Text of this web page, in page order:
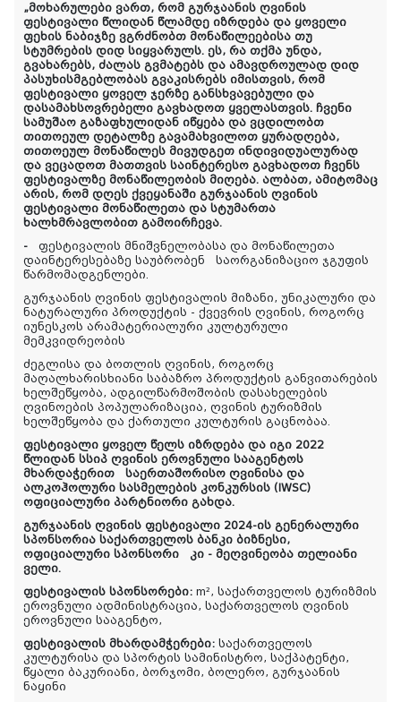
„მოხარულები ვართ, რომ გურჯაანის ღვინის
ფესტივალი წლიდან წლამდე იზრდება და ყოველი
ფეხის ნაბიჯზე ვგრძნობთ მონაწილეებისა თუ
სტუმრების დიდ სიყვარულს. ეს, რა თქმა უნდა,
გვახარებს, ძალას გვმატებს და ამავდროულად დიდ
პასუხისმგებლობას გვაკისრებს იმისთვის, რომ
ფესტივალი ყოველ ჯერზე განსხვავებული და
დასამახსოვრებელი გავხადოთ ყველასთვის. ჩვენი
სამუშაო გაზაფხულიდან იწყება და ვცდილობთ
თითოეულ დეტალზე გავამახვილოთ ყურადღება,
თითოეულ მონაწილეს მივუდგეთ ინდივიდუალურად
და ვეცადოთ მათთვის საინტერესო გავხადოთ ჩვენს
ფესტივალზე მონაწილეობის მიღება. ალბათ, ამიტომაც
არის, რომ დღეს ქვეყანაში გურჯაანის ღვინის
ფესტივალი მონაწილეთა და სტუმართა
ხალხმრავლობით გამოირჩევა.
-
ფესტივალის მნიშვნელობასა და მონაწილეთა
დაინტერესებაზე საუბრობენ
საორგანიზაციო ჯგუფის
წარმომადგენლები.
გურჯაანის ღვინის ფესტივალის მიზანი, უნიკალური და
ნატურალური პროდუქტის - ქვევრის ღვინის, როგორც
იუნესკოს არამატერიალური კულტურული
მემკვიდრეობის
ძეგლისა და ბოთლის ღვინის, როგორც
მაღალხარისხიანი საბაზრო პროდუქტის განვითარების
ხელშეწყობა, ადგილწარმოშობის დასახელების
ღვინოების პოპულარიზაცია, ღვინის ტურიზმის
ხელშეწყობა და ქართული კულტურის გაცნობაა.
ფესტივალი ყოველ წელს იზრდება და იგი 2022
წლიდან სსიპ ღვინის ეროვნული სააგენტოს
მხარდაჭერით საერთაშორისო ღვინისა და
ალკოჰოლური სასმელების კონკურსის (IWSC)
ოფიციალური პარტნიორი გახდა.
გურჯაანის ღვინის ფესტივალი 2024-ის გენერალური
სპონსორია საქართველოს ბანკი ბიზნესი,
ოფიციალური სპონსორი კი - მეღვინეობა თელიანი
ველი.
ფესტივალის სპონსორები: m², საქართველოს ტურიზმის
ეროვნული ადმინისტრაცია, საქართველოს ღვინის
ეროვნული სააგენტო,
ფესტივალის მხარდამჭერები: საქართველოს
კულტურისა და სპორტის სამინისტრო, საქპატენტი,
წყალი ბაკურიანი, ბორჯომი, ბოლერო, გურჯაანის
ნაყინი